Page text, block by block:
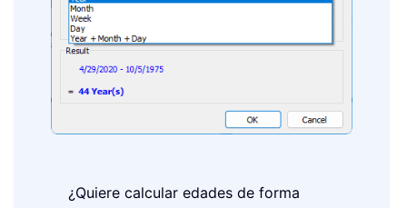
¿Quiere calcular edades de forma